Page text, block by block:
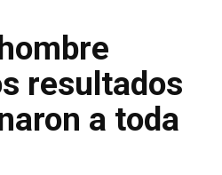
resultados
a toda